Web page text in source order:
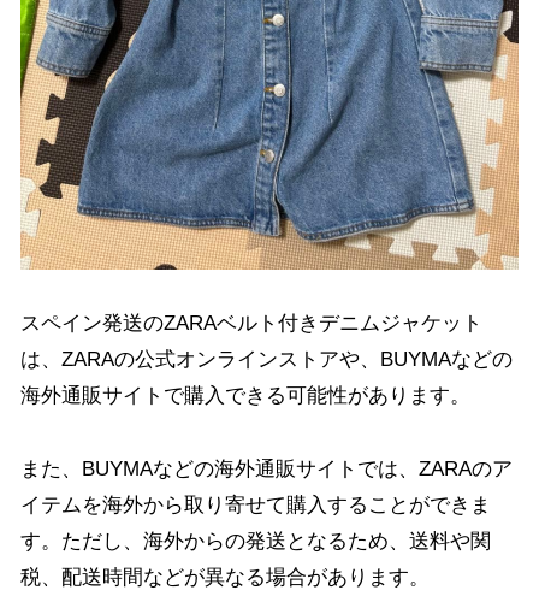
スペイン発送のZARAベルト付きデニムジャケット
は、ZARAの公式オンラインストアや、BUYMAなどの
海外通販サイトで購入できる可能性があります。
また、BUYMAなどの海外通販サイトでは、ZARAのア
イテムを海外から取り寄せて購入することができま
す。ただし、海外からの発送となるため、送料や関
税、配送時間などが異なる場合があります。